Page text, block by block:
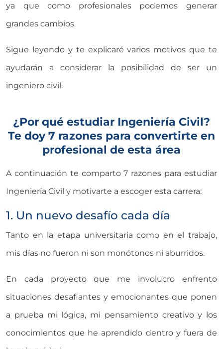
ya que como profesionales podemos generar
grandes cambios.
Sigue leyendo y te explicaré varios motivos que te
ayudarán a considerar la posibilidad de ser un
ingeniero civil.
¿Por qué estudiar Ingeniería Civil?
Te doy 7 razones para convertirte en
profesional de esta área
A continuación te comparto 7 razones para estudiar
Ingeniería Civil y motivarte a escoger esta carrera:
1. Un nuevo desafío cada día
Tanto en la etapa universitaria como en el trabajo,
mis días no fueron ni son monótonos ni aburridos.
En cada proyecto que me involucro enfrento
situaciones desafiantes y emocionantes que ponen
a prueba mi lógica, mi pensamiento creativo y los
conocimientos que he aprendido dentro y fuera de